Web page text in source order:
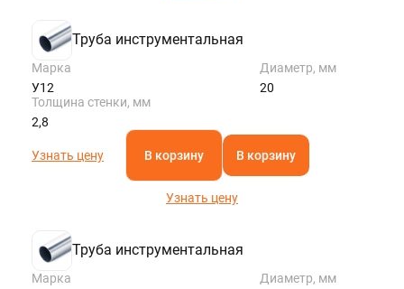
Труба инструментальная
Марка
У12
Диаметр, мм
20
Толщина стенки, мм
2,8
Узнать цену В корзину В корзину
Узнать цену
Труба инструментальная
Марка
Диаметр, мм